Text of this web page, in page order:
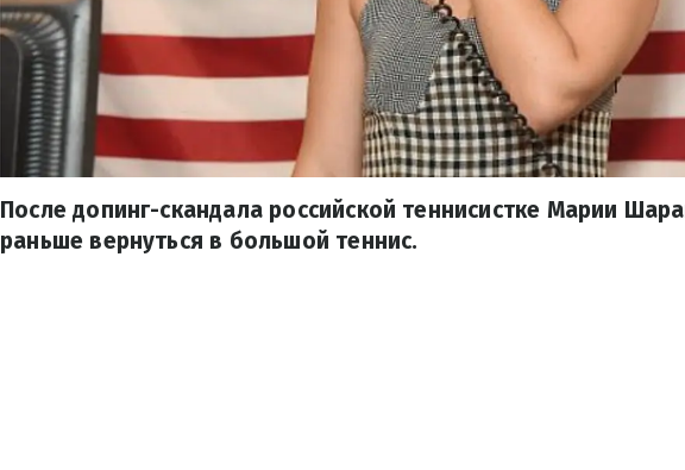
После допинг-скандала российской теннисистке Марии
раньше вернуться в большой теннис.